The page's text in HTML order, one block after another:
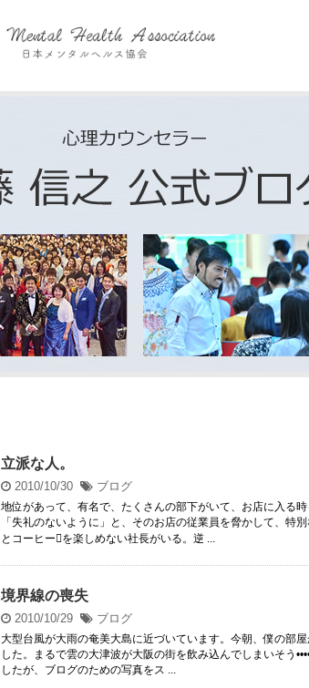
立派な人。
2010/10/30 ブログ
地位があって、有名で、たくさんの部下がいて、お店に入る
「失礼のないように」と、そのお店の従業員を脅かして、特
とコーヒーを楽しめない社長がいる。逆 ...
境界線の喪失
2010/10/29 ブログ
大型台風が大雨の奄美大島に近づいています。今朝、僕の部
した。まるで雲の大津波が大阪の街を飲み込んでしまいそう
したが、ブログのための写真をス ...